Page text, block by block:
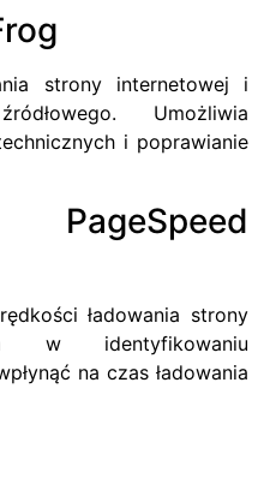
strony internetowej i
Umożliwia
i poprawianie
ładowania strony
w identyfikowaniu
na czas ładowania